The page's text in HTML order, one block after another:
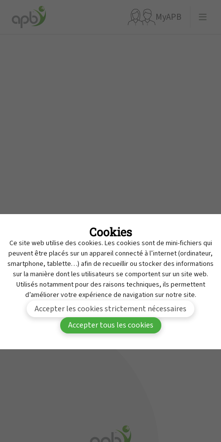
MyAPB
MyAPB
Vous devez être connecté(e) à MyAPB pour avoir
accès à ce contenu.
connecter
Devenir membre de
l'APB
APBnews
Travailler à l'APB
Service de Contrôle des Médicaments
Contact
Cookies
Ce site web utilise des cookies. Les cookies sont de mini-fichiers qui
peuvent être placés sur un appareil connecté à l’internet (ordinateur,
smartphone, tablette…) afin de recueillir ou stocker des informations
sur la manière dont les utilisateurs se comportent sur un site web.
Utilisés notamment pour des raisons techniques, ils permettent
d’améliorer votre expérience de navigation sur notre site.
Accepter les cookies strictement nécessaires
Accepter tous les cookies